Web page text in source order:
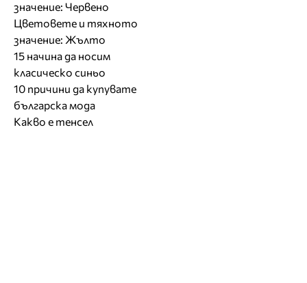
значение: Червено
Цветовете и тяхното
значение: Жълто
15 начина да носим
класическо синьо
10 причини да купувате
българска мода
Какво е тенсел